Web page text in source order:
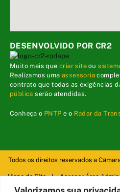
DESENVOLVIDO POR CR2
Muito mais quecriar site ou
Realizamos umaassessoria
contrato que todas as exigências
pública serão atendidas.
Conheça o PNTP e o Radar da
Todos os direitos reservados a
Mapa do Site Acessar Área